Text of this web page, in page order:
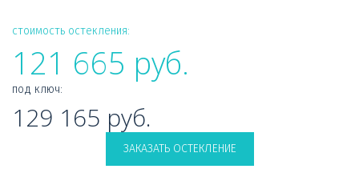
стоимость остекления:
121 665 руб.
под ключ:
129 165 руб.
ЗАКАЗАТЬ ОСТЕКЛЕНИЕ